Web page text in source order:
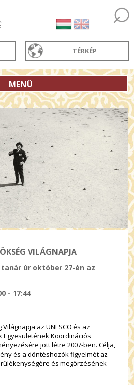
TÉRKÉP
MENÜ
VILÁGNAPJA
úr október 27-én az
- 17:44
az UNESCO és az
Egyesületének Koordinációs
jött létre 2007-ben. Célja,
és a döntéshozók figyelmét az
és megőrzésének